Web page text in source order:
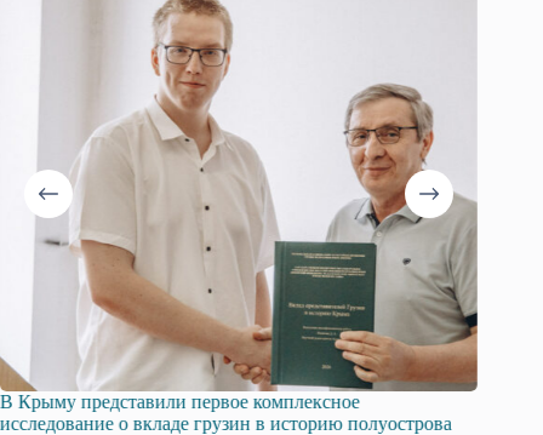
В Крыму представили первое комплексное
исследование о вкладе грузин в историю полуострова